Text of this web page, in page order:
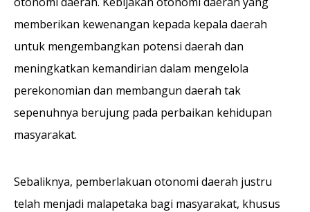
memberikan kewenangan kepada kepala daerah
untuk mengembangkan potensi daerah dan
meningkatkan kemandirian dalam mengelola
perekonomian dan membangun daerah tak
sepenuhnya berujung pada perbaikan kehidupan
masyarakat.
Sebaliknya, pemberlakuan otonomi daerah justru
telah menjadi malapetaka bagi masyarakat, khusus